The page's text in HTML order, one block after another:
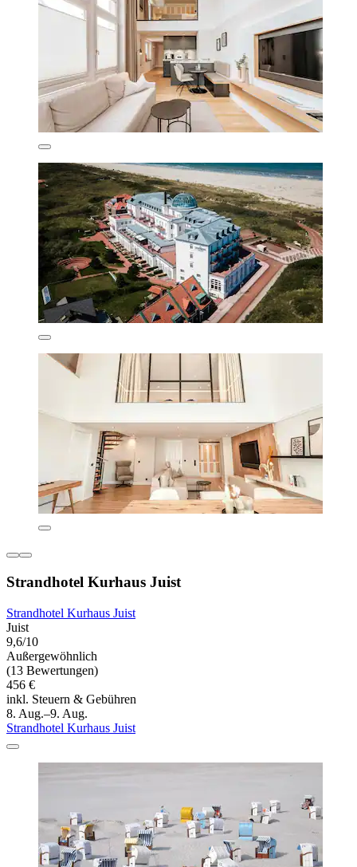
Strandhotel Kurhaus Juist
Strandhotel Kurhaus Juist
Juist
9,6/10
Außergewöhnlich
(13 Bewertungen)
456 €
inkl. Steuern & Gebühren
8. Aug.–9. Aug.
Strandhotel Kurhaus Juist